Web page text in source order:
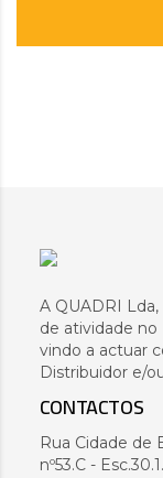
A QUADRI
de atividade
vindo a actuar
Distribuidor e/
CONTACTOS
Rua Cidade de
nº53.C -